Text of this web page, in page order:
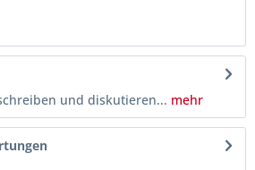
und diskutieren... mehr